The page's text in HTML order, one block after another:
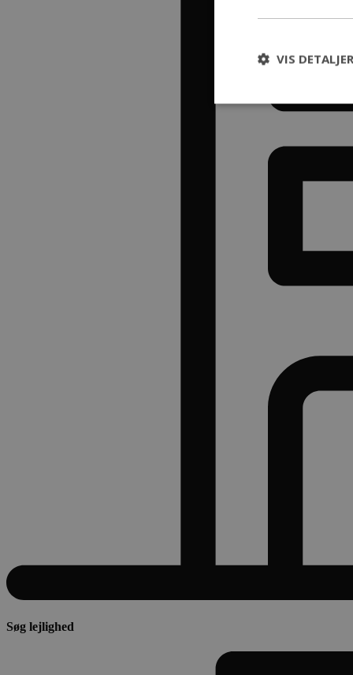
Søg lejlighed
VIS DETALJER